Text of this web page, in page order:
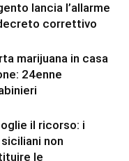
lancia l’allarme
correttivo
marijuana in casa
24enne
il ricorso: i
non
le